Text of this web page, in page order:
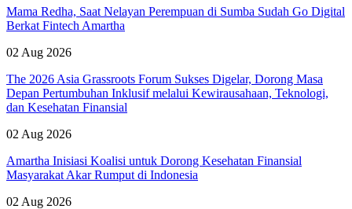
Mama Redha, Saat Nelayan Perempuan di Sumba Sudah Go Digital
Berkat Fintech Amartha
02 Aug 2026
The 2026 Asia Grassroots Forum Sukses Digelar, Dorong Masa
Depan Pertumbuhan Inklusif melalui Kewirausahaan, Teknologi,
dan Kesehatan Finansial
02 Aug 2026
Amartha Inisiasi Koalisi untuk Dorong Kesehatan Finansial
Masyarakat Akar Rumput di Indonesia
02 Aug 2026